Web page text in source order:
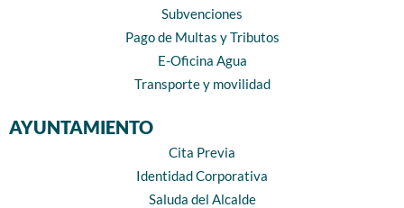
Subvenciones
Pago de Multas y Tributos
E-Oficina Agua
Transporte y movilidad
AYUNTAMIENTO
Cita Previa
Identidad Corporativa
Saluda del Alcalde